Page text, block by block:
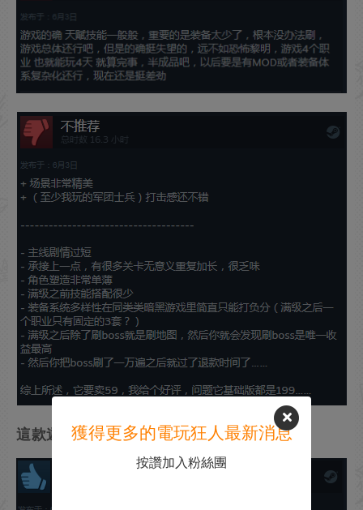
這款遊戲也有著寥寥無幾的一些好評：
獲得更多的電玩狂人最新消息
按讚加入粉絲團